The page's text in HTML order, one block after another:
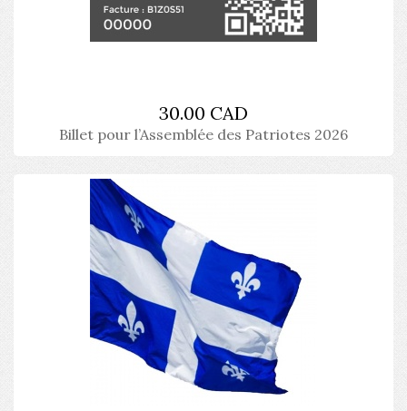
30.00 CAD
Billet pour l’Assemblée des Patriotes 2026